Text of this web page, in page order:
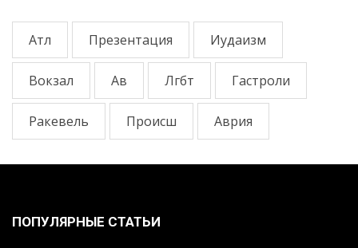
Атл Презентация Иудаизм
Вокзал Ав Лгбт Гастроли
Ракевель Происш Аврия
ПОПУЛЯРНЫЕ СТАТЬИ